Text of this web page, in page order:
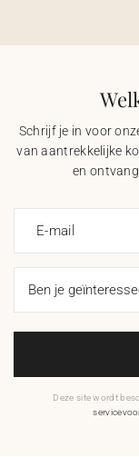
Schrijf je in voor
van aantrekkelijke
en
E-mail
Deze site wordt